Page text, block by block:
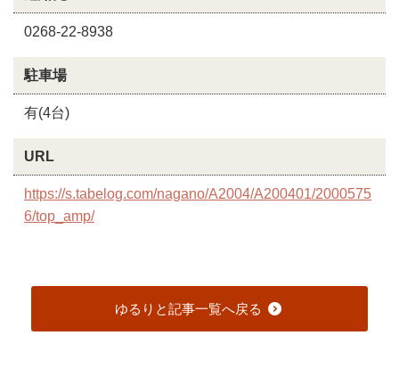
0268-22-8938
駐車場
有(4台)
URL
https://s.tabelog.com/nagano/A2004/A200401/2000575
6/top_amp/
ゆるりと記事一覧へ戻る